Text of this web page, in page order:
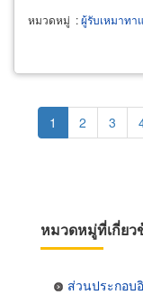
อีพ็อกซี่ (powder
ทราย งานคุณภาพมาตร
หมวดหมู่ :ผู้รับเหมาทา
Pagination
Current
page
1 Page
2 Page
3
หมวดหมู่ที่เกี่ยว
ส่วนประกอบ